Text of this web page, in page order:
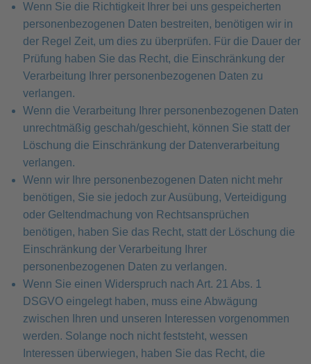
Wenn Sie die Richtigkeit Ihrer bei uns gespeicherten
personenbezogenen Daten bestreiten, benötigen wir in
der Regel Zeit, um dies zu überprüfen. Für die Dauer der
Prüfung haben Sie das Recht, die Einschränkung der
Verarbeitung Ihrer personenbezogenen Daten zu
verlangen.
Wenn die Verarbeitung Ihrer personenbezogenen Daten
unrechtmäßig geschah/geschieht, können Sie statt der
Löschung die Einschränkung der Datenverarbeitung
verlangen.
Wenn wir Ihre personenbezogenen Daten nicht mehr
benötigen, Sie sie jedoch zur Ausübung, Verteidigung
oder Geltendmachung von Rechtsansprüchen
benötigen, haben Sie das Recht, statt der Löschung die
Einschränkung der Verarbeitung Ihrer
personenbezogenen Daten zu verlangen.
Wenn Sie einen Widerspruch nach Art. 21 Abs. 1
DSGVO eingelegt haben, muss eine Abwägung
zwischen Ihren und unseren Interessen vorgenommen
werden. Solange noch nicht feststeht, wessen
Interessen überwiegen, haben Sie das Recht, die